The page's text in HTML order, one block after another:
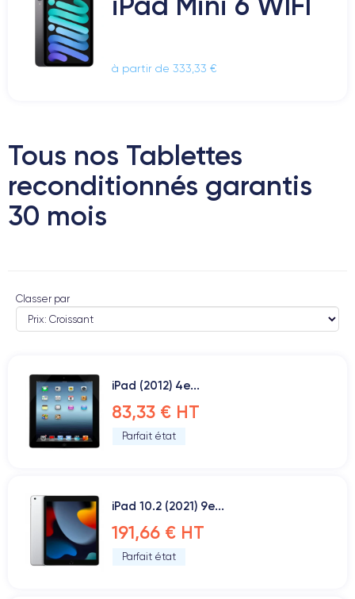
à partir de 333,33 €
Tous nos Tablettes
reconditionnés garantis
30 mois
Classer par
iPad (2012) 4e...
83,33 € HT
Parfait état
iPad 10.2 (2021) 9e...
191,66 € HT
Parfait état